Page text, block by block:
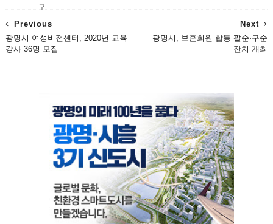
구
Next
광명시, 보훈회원 합동 팔순·구순
잔치 개최
Previous
광명시 여성비전센터, 2020년 교육
강사 36명 모집